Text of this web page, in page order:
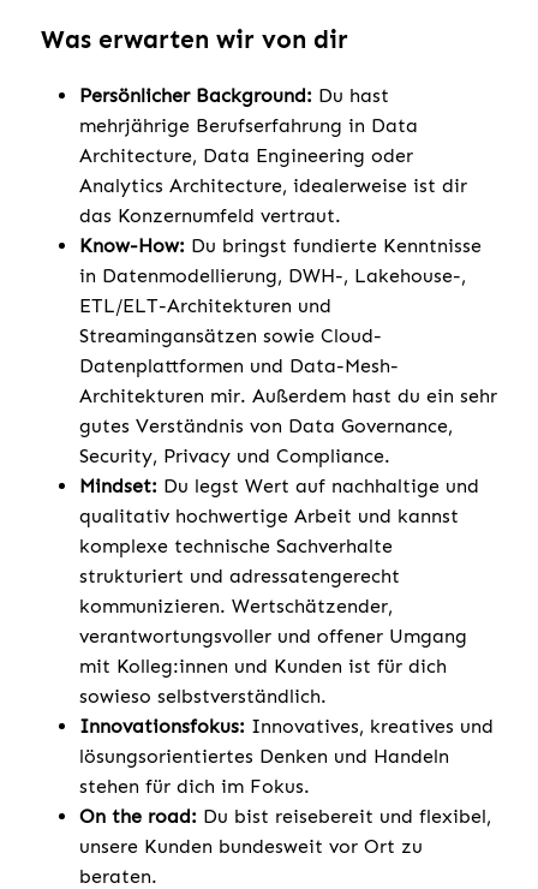
Was erwarten wir von dir
Persönlicher Background: Du hast
mehrjährige Berufserfahrung in Data
Architecture, Data Engineering oder
Analytics Architecture, idealerweise ist dir
das Konzernumfeld vertraut.
Know-How: Du bringst fundierte Kenntnisse
in Datenmodellierung, DWH-, Lakehouse-,
ETL/ELT-Architekturen und
Streamingansätzen sowie Cloud-
Datenplattformen und Data-Mesh-
Architekturen mir. Außerdem hast du ein sehr
gutes Verständnis von Data Governance,
Security, Privacy und Compliance.
Mindset: Du legst Wert auf nachhaltige und
qualitativ hochwertige Arbeit und kannst
komplexe technische Sachverhalte
strukturiert und adressatengerecht
kommunizieren. Wertschätzender,
verantwortungsvoller und offener Umgang
mit Kolleg:innen und Kunden ist für dich
sowieso selbstverständlich.
Innovationsfokus: Innovatives, kreatives und
lösungsorientiertes Denken und Handeln
stehen für dich im Fokus.
On the road: Du bist reisebereit und flexibel,
unsere Kunden bundesweit vor Ort zu
beraten.